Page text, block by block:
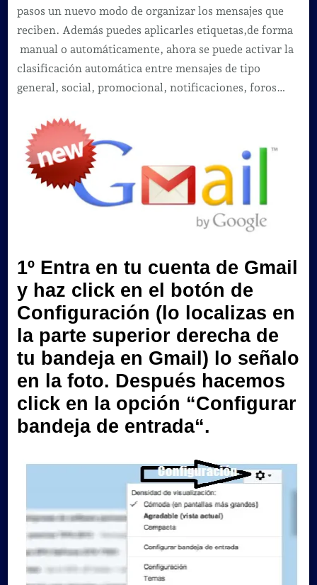
nuevo
diseño
de
Gmail
en
pasos un nuevo modo de organizar los mensajes que
reciben. Además puedes aplicarles etiquetas,de forma
manual o automáticamente, ahora se puede activar la
clasificación automática entre mensajes de tipo
general, social, promocional, notificaciones, foros…
1º Entra en tu cuenta de Gmail
y haz click en el botón de
Configuración (lo localizas en
la parte superior derecha de
tu bandeja en Gmail) lo señalo
en la foto. Después hacemos
click en la opción “Configurar
bandeja de entrada“.